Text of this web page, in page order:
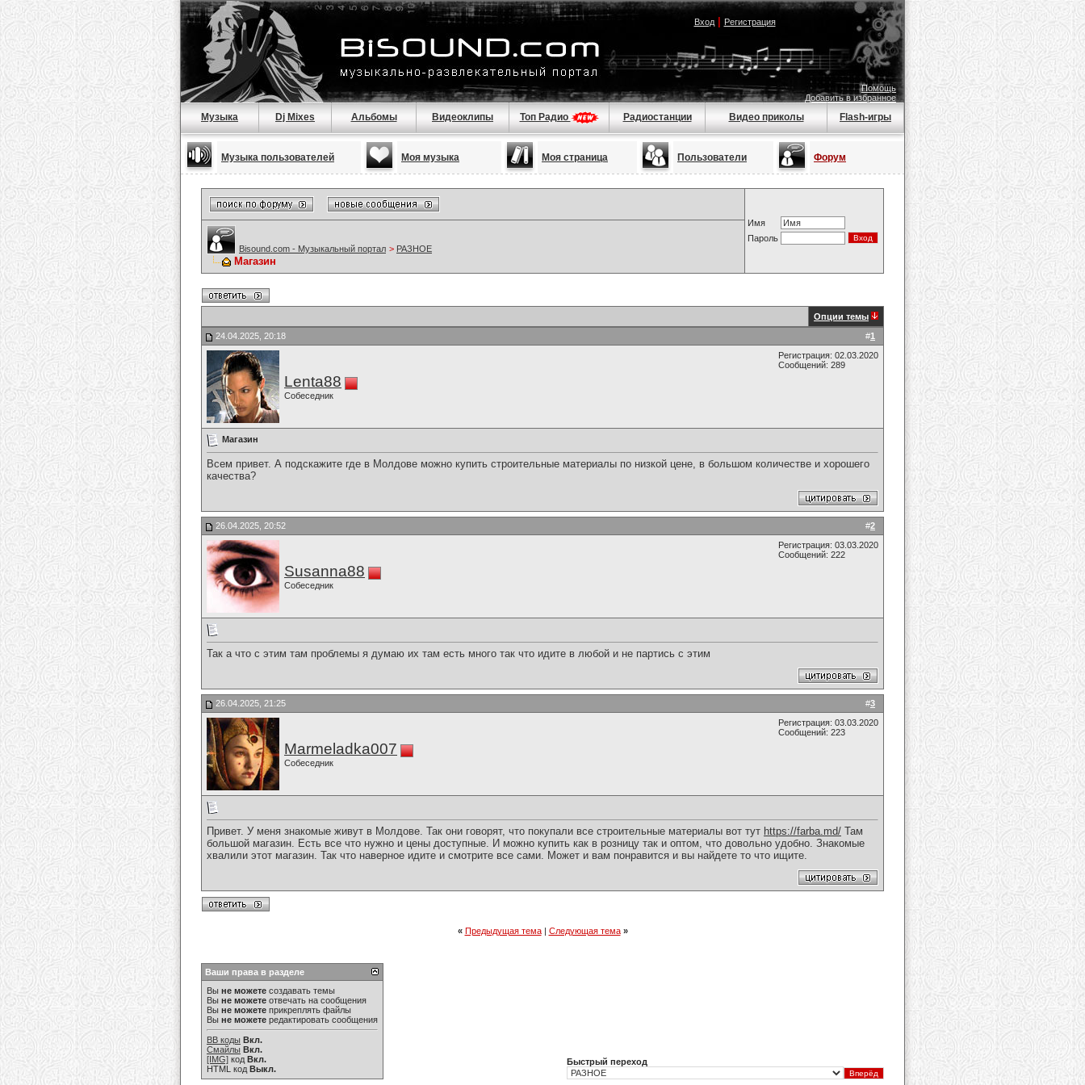
Вход| Регистрация
Помощь
Добавить в избранное
Музыка Dj Mixes Альбомы Видеоклипы Топ Радио Радиостанции Видео приколы Flash-игры
Музыка пользователей Моя музыка Моя страница Пользователи Форум
Имя
Пароль
Bisound.com - Музыкальный портал > РАЗНОЕ
Магазин
Опции темы
#1
24.04.2025, 20:18
Lenta88
Собеседник
Регистрация: 02.03.2020
Сообщений: 289
Магазин
Всем привет. А подскажите где в Молдове можно купить строительные материалы по низкой цене, в большом количестве и хорошего
качества?
#2
26.04.2025, 20:52
Susanna88
Собеседник
Регистрация: 03.03.2020
Сообщений: 222
Так а что с этим там проблемы я думаю их там есть много так что идите в любой и не партись с этим
#3
26.04.2025, 21:25
Marmeladka007
Собеседник
Регистрация: 03.03.2020
Сообщений: 223
Привет. У меня знакомые живут в Молдове. Так они говорят, что покупали все строительные материалы вот тут https://farba.md/ Там
большой магазин. Есть все что нужно и цены доступные. И можно купить как в розницу так и оптом, что довольно удобно. Знакомые
хвалили этот магазин. Так что наверное идите и смотрите все сами. Может и вам понравится и вы найдете то что ищите.
« Предыдущая тема| Следующая тема »
Ваши права в разделе
Вы не можете создавать темы
Вы не можете отвечать на сообщения
Вы не можете прикреплять файлы
Вы не можете редактировать сообщения
BB коды Вкл.
Смайлы Вкл.
[IMG] код Вкл.
HTML код Выкл.
Быстрый переход